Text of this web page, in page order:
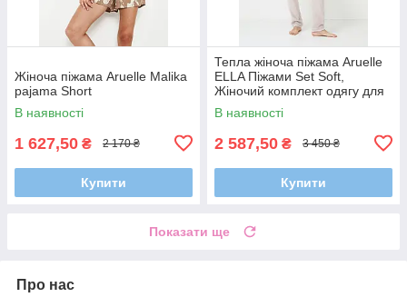
Жіноча піжама Aruelle Malika
pajama Short
В наявності
1 627,50 ₴ 2 170 ₴
Купити
Тепла жіноча піжама Aruelle
ELLA Піжами Set Soft,
Жіночий комплект одягу для
дому та відпочинку
В наявності
2 587,50 ₴ 3 450 ₴
Купити
Показати ще
Про нас